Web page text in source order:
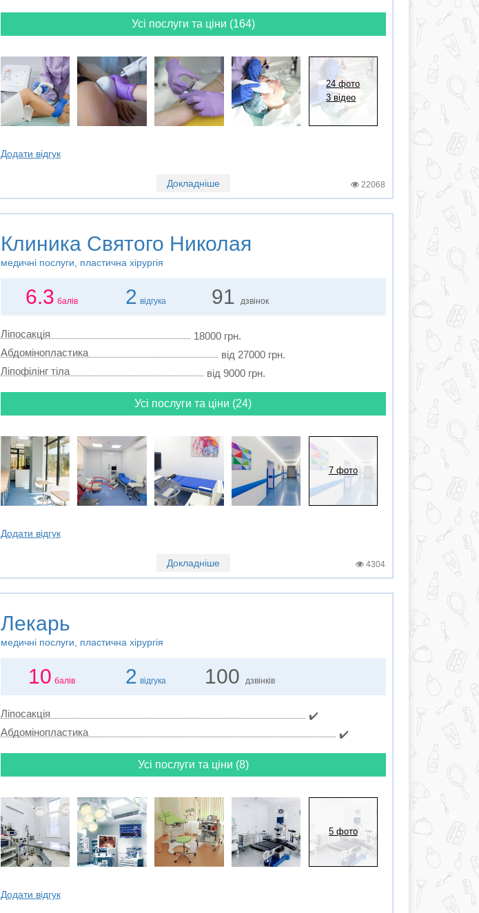
Усі послуги та ціни (164)
24 фото
3 відео
Додати відгук
Докладніше 22068
Клиника Святого Николая
медичні послуги, пластична хірургія
6.3 балів 2 відгука 91 дзвінок
Ліпосакція
18000 грн.
Абдомінопластика
від 27000 грн.
Ліпофілінг тіла
від 9000 грн.
Усі послуги та ціни (24)
7 фото
Додати відгук
Докладніше 4304
Лекарь
медичні послуги, пластична хірургія
10 балів 2 відгука 100 дзвінків
Ліпосакція
✔️
Абдомінопластика
✔️
Усі послуги та ціни (8)
5 фото
Додати відгук